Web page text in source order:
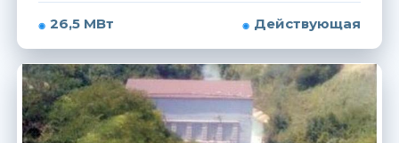
26,5 МВт Действующая